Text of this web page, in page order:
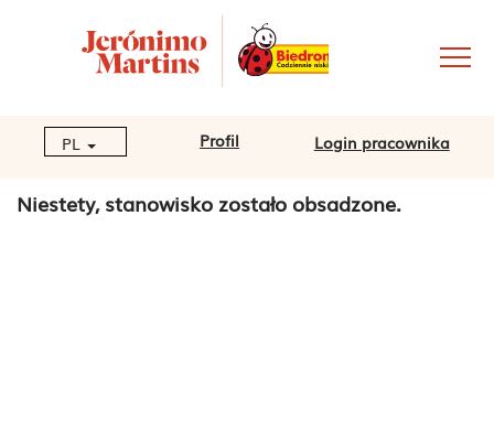
PL Profil Login pracownika
Niestety, stanowisko zostało obsadzone.